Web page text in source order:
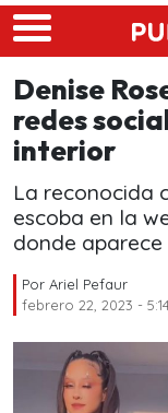
Skip to main content
Denise
redes
interior
La reconocida
escoba en la
donde
Por Ariel Pefaur
febrero 22, 2023 -